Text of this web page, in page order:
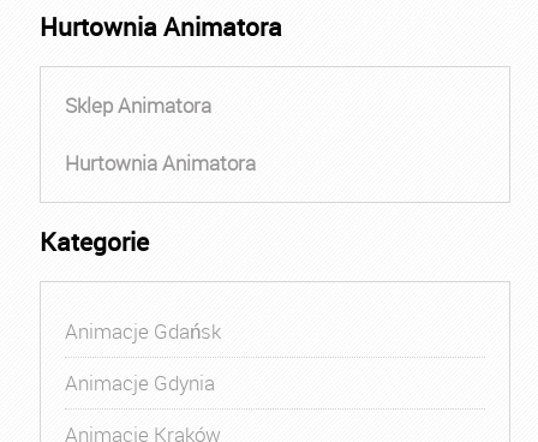
Hurtownia Animatora
Sklep Animatora
Hurtownia Animatora
Kategorie
Animacje Gdańsk
Animacje Gdynia
Animacje Kraków